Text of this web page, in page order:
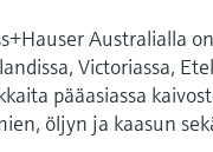
Australialla
Victoriassa,
pääasiassa
öljyn ja kaasun